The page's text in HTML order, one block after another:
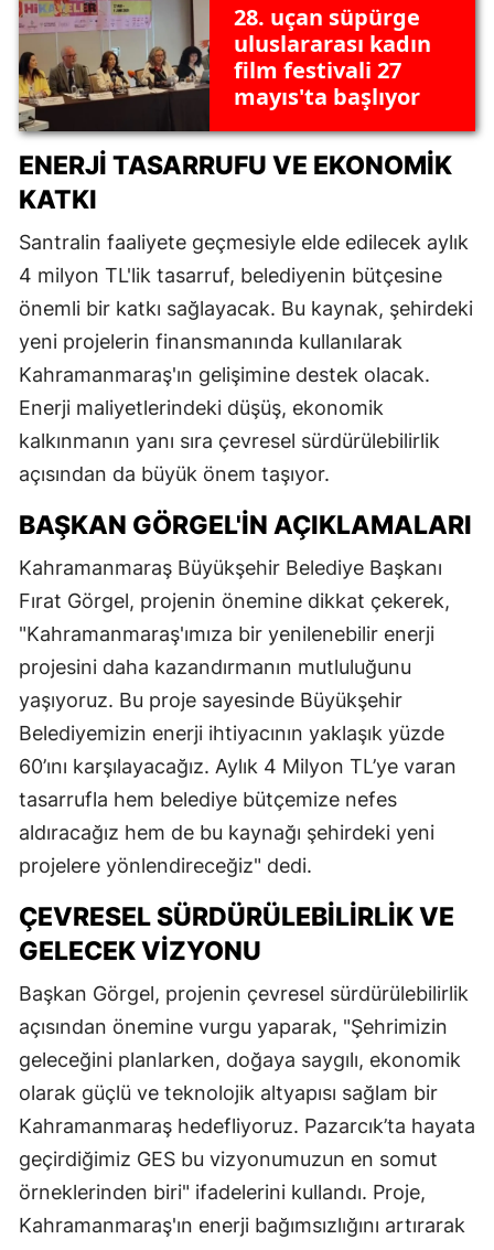
28. uçan süpürge
uluslararası kadın
film festivali 27
mayıs'ta başlıyor
ENERJI TASARRUFU VE EKONOMIK
KATKI
Santralin faaliyete geçmesiyle elde edilecek aylık
4 milyon TL'lik tasarruf, belediyenin bütçesine
önemli bir katkı sağlayacak. Bu kaynak, şehirdeki
yeni projelerin finansmanında kullanılarak
Kahramanmaraş'ın gelişimine destek olacak.
Enerji maliyetlerindeki düşüş, ekonomik
kalkınmanın yanı sıra çevresel sürdürülebilirlik
açısından da büyük önem taşıyor.
BAŞKAN GÖRGEL'IN AÇIKLAMALARI
Kahramanmaraş Büyükşehir Belediye Başkanı
Fırat Görgel, projenin önemine dikkat çekerek,
"Kahramanmaraş'ımıza bir yenilenebilir enerji
projesini daha kazandırmanın mutluluğunu
yaşıyoruz. Bu proje sayesinde Büyükşehir
Belediyemizin enerji ihtiyacının yaklaşık yüzde
60’ını karşılayacağız. Aylık 4 Milyon TL’ye varan
tasarrufla hem belediye bütçemize nefes
aldıracağız hem de bu kaynağı şehirdeki yeni
projelere yönlendireceğiz" dedi.
ÇEVRESEL SÜRDÜRÜLEBILIRLIK VE
GELECEK VIZYONU
Başkan Görgel, projenin çevresel sürdürülebilirlik
açısından önemine vurgu yaparak, "Şehrimizin
geleceğini planlarken, doğaya saygılı, ekonomik
olarak güçlü ve teknolojik altyapısı sağlam bir
Kahramanmaraş hedefliyoruz. Pazarcık’ta hayata
geçirdiğimiz GES bu vizyonumuzun en somut
örneklerinden biri" ifadelerini kullandı. Proje,
Kahramanmaraş'ın enerji bağımsızlığını artırarak